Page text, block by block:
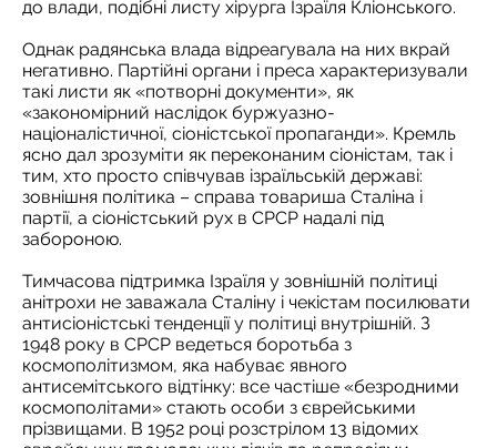
до влади, подібні листу хірурга Ізраїля Кліонського.
Однак радянська влада відреагувала на них вкрай
негативно. Партійні органи і преса характеризували
такі листи як «потворні документи», як
«закономірний наслідок буржуазно-
націоналістичної, сіоністської пропаганди». Кремль
ясно дал зрозуміти як переконаним сіоністам, так і
тим, хто просто співчував ізраїльській державі:
зовнішня політика – справа товариша Сталіна і
партії, а сіоністський рух в СРСР надалі під
забороною.
Тимчасова підтримка Ізраїля у зовнішній політиці
анітрохи не заважала Сталіну і чекістам посилювати
антисіоністські тенденції у політиці внутрішній. З
1948 року в СРСР ведеться боротьба з
космополітизмом, яка набуває явного
антисемітського відтінку: все частіше «безродними
космополітами» стають особи з єврейськими
прізвищами. В 1952 році розстрілом 13 відомих